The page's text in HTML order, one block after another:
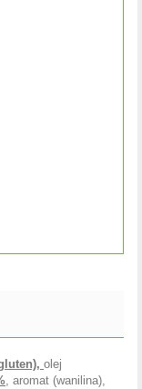
olej
, aromat (wanilina),